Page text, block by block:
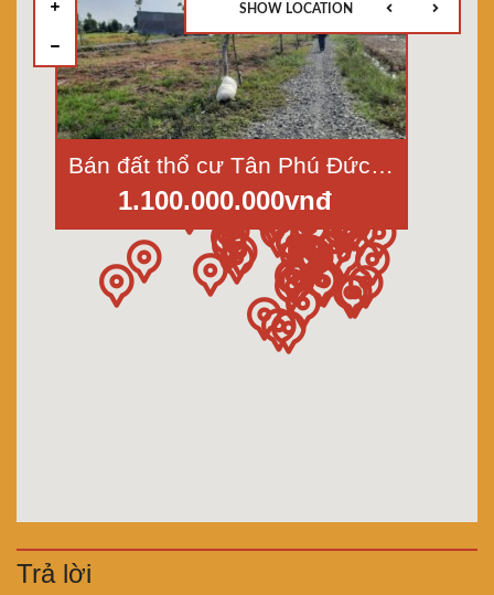
Bán đất thổ cư Tân Phú Đức Hòa; Dt 440m2, đường xe hơi, 3mt view sông
1.100.000.000vnđ
SHOW LOCATION
Trả lời